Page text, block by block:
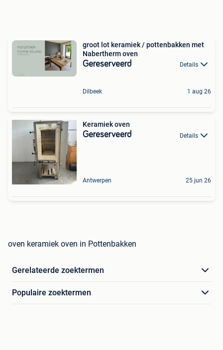
groot lot keramiek / pottenbakken met
Nabertherm oven
Gereserveerd Details
Dilbeek 1 aug 26
Keramiek oven
Gereserveerd Details
Antwerpen 25 jun 26
oven keramiek oven in Pottenbakken
Gerelateerde zoektermen
Populaire zoektermen